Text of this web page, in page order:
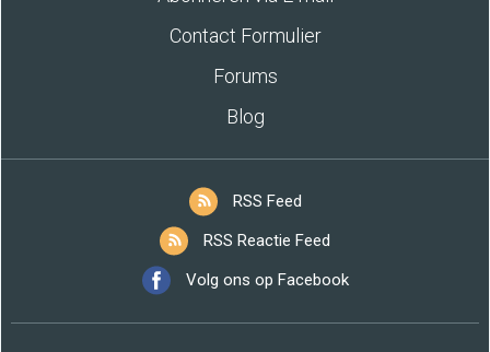
Contact Formulier
Forums
Blog
RSS Feed
RSS Reactie Feed
Volg ons op Facebook